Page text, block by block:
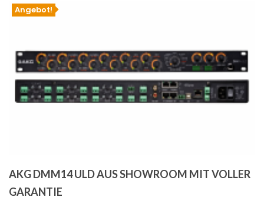
Angebot!
AKG DMM14 ULD AUS SHOWROOM MIT VOLLER
GARANTIE